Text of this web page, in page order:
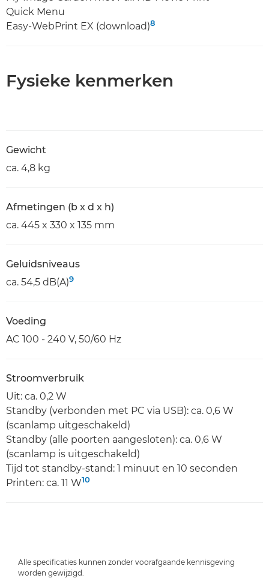
Quick Menu
Easy-WebPrint EX (download)8
Fysieke kenmerken
Gewicht
ca. 4,8 kg
Afmetingen (b x d x h)
ca. 445 x 330 x 135 mm
Geluidsniveaus
ca. 54,5 dB(A)9
Voeding
AC 100 - 240 V, 50/60 Hz
Stroomverbruik
Uit: ca. 0,2 W
Standby (verbonden met PC via USB): ca. 0,6 W
(scanlamp uitgeschakeld)
Standby (alle poorten aangesloten): ca. 0,6 W
(scanlamp is uitgeschakeld)
Tijd tot standby-stand: 1 minuut en 10 seconden
Printen: ca. 11 W10
Alle specificaties kunnen zonder voorafgaande kennisgeving
worden gewijzigd.